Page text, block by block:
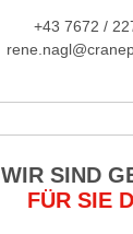
+43 7672 /
WIR SIND
FÜR SIE